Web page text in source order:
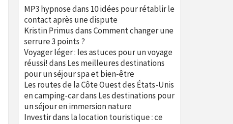
MP3 hypnosedans 10 idées pour rétablir le
contact après une dispute
Kristin PrimusdansComment changer une
serrure 3 points ?
Voyager léger : les astuces pour un voyage
réussi!dans Les meilleures destinations
pour un séjour spa et bien-être
Les routes de la Côte Ouest des États-Unis
en camping-cardans Les destinations pour
un séjour en immersion nature
Investir dans la location touristique : ce